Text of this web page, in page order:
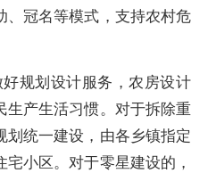
、冠名等模式，支持农村危
好规划设计服务，农房设计
生产生活习惯。对于拆除重
划统一建设，由各乡镇指定
小区。对于零星建设的，